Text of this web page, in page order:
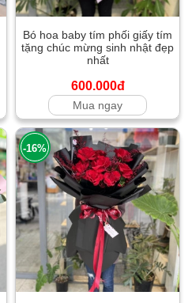
Bó hoa baby tím phối giấy tím
tặng chúc mừng sinh nhật đẹp
nhất
600.000đ
Mua ngay
-16%